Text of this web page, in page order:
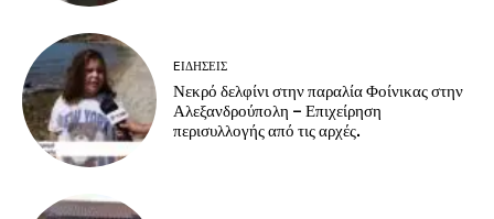
EΙΔΗΣΕΙΣ
Νεκρό δελφίνι στην παραλία Φοίνικας στην
Αλεξανδρούπολη – Επιχείρηση
περισυλλογής από τις αρχές.